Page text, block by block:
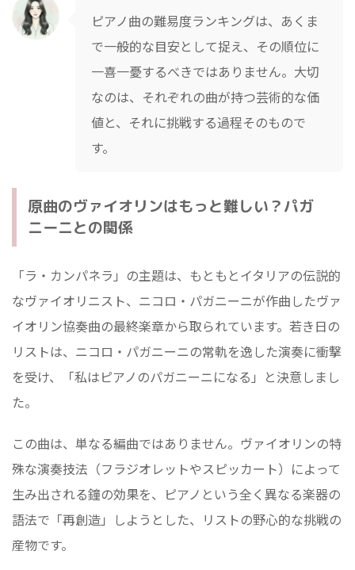
ピアノ曲の難易度ランキングは、あくま
で一般的な目安として捉え、その順位に
一喜一憂するべきではありません。大切
なのは、それぞれの曲が持つ芸術的な価
値と、それに挑戦する過程そのもので
す。
原曲のヴァイオリンはもっと難しい？パガ
ニーニとの関係
「ラ・カンパネラ」の主題は、もともとイタリアの伝説的
なヴァイオリニスト、ニコロ・パガニーニが作曲したヴァ
イオリン協奏曲の最終楽章から取られています。若き日の
リストは、ニコロ・パガニーニの常軌を逸した演奏に衝撃
を受け、「私はピアノのパガニーニになる」と決意しまし
た。
この曲は、単なる編曲ではありません。ヴァイオリンの特
殊な演奏技法（フラジオレットやスピッカート）によって
生み出される鐘の効果を、ピアノという全く異なる楽器の
語法で「再創造」しようとした、リストの野心的な挑戦の
産物です。